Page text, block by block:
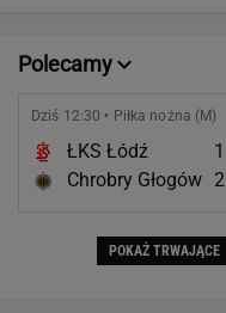
Polecamy
Dziś 12:30 • Piłka nożna (M)
ŁKS Łódź
1
Chrobry Głogów 2
POKAŻ TRWAJĄCE